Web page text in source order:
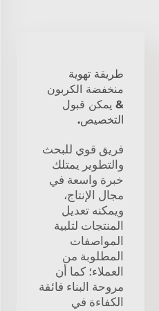
طريقة تهوية
منخفضة الكربون
& يمكن قبول
التخصيص.
فريق قوي للبحث
والتطوير يمتلك
خبرة واسعة في
مجال الإنتاج،
ويمكنه تعديل
المنتجات لتلبية
المواصفات
المطلوبة من
العملاء؛ كما أن
مروحة البناء فائقة
الكفاءة في